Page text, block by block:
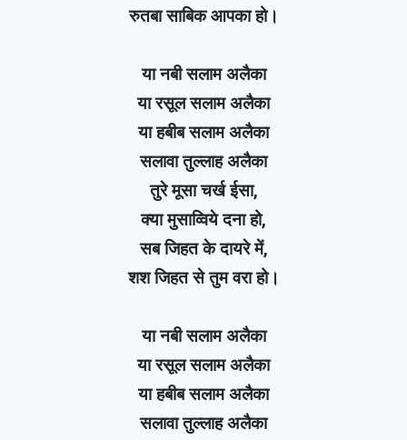
रुतबा साबिक आपका हो।
या नबी सलाम अलैका
या रसूल सलाम अलैका
या हबीब सलाम अलैका
सलावा तुल्लाह अलैका
तुरे मूसा चर्ख ईसा,
क्या मुसाव्विये दना हो,
सब जिहत के दायरे में,
शश जिहत से तुम वरा हो।
या नबी सलाम अलैका
या रसूल सलाम अलैका
या हबीब सलाम अलैका
सलावा तुल्लाह अलैका